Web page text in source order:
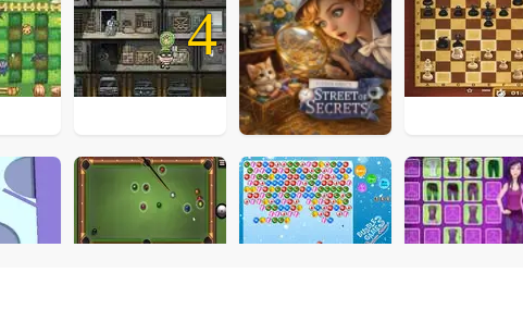
4